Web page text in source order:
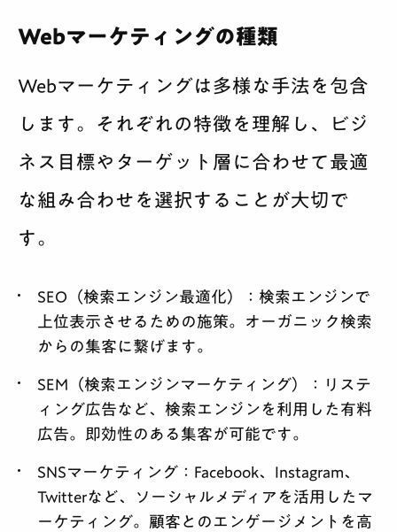
Webマーケティングの種類
Webマーケティングは多様な手法を包含
します。それぞれの特徴を理解し、ビジ
ネス目標やターゲット層に合わせて最適
な組み合わせを選択することが大切で
す。
SEO（検索エンジン最適化）
：検索エンジンで
上位表示させるための施策。オーガニック検索
からの集客に繋げます。
SEM（検索エンジンマーケティング）
：リステ
ィング広告など、検索エンジンを利用した有料
広告。即効性のある集客が可能です。
SNSマーケティング：Facebook、Instagram、
Twitterなど、ソーシャルメディアを活用したマ
ーケティング。顧客とのエンゲージメントを高